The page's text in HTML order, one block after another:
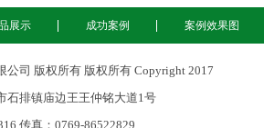
展示 成功案例 案例效果图
公司 版权所有 版权所有 Copyright 2017
石排镇庙边王王仲铭大道1号
传真：0769-86522829